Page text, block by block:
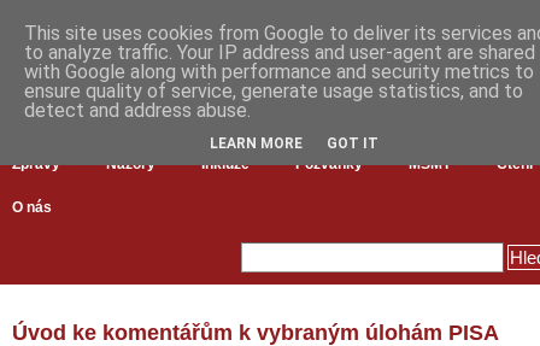
Zprávy Názory Inkluze Pozvánky MŠMT Čtení
O nás
Úvod ke komentářům k vybraným úlohám PISA
This site uses cookies from Google to deliver its services
to analyze traffic. Your IP address and user-agent are shared
with Google along with performance and security metrics to
ensure quality of service, generate usage statistics, and to
detect and address abuse.
LEARN MORE GOT IT